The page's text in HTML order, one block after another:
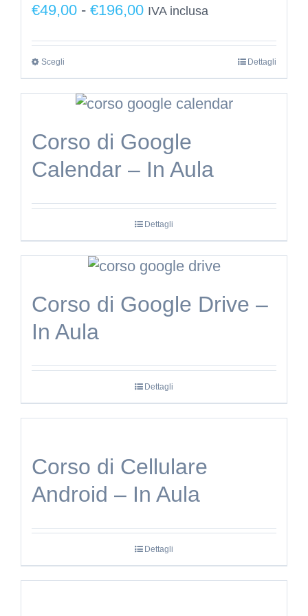
€49,00 - €196,00Fascia
prezzo:
€49,00
a
€196,00
IVA inclusa
Scegli
ha
varianti.
Le
possono
scelte
nella
pagina
del
prodotto
Dettagli
Corso di Google
Calendar – In Aula
Dettagli
Corso di Google Drive –
In Aula
Dettagli
Corso di Cellulare
Android – In Aula
Dettagli